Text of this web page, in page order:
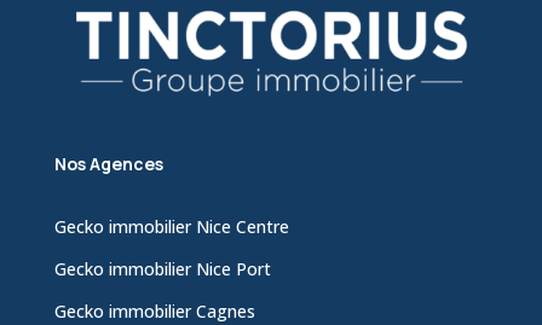
Nos Agences
Gecko immobilier Nice Centre
Gecko immobilier Nice Port
Gecko immobilier Cagnes